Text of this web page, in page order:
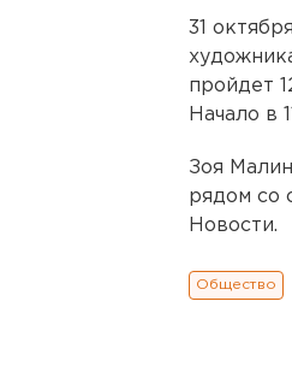
31
пройдет
Начало в
Зоя
рядом со
Новости.
Общество